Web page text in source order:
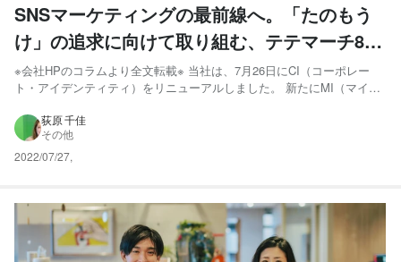
SNSマーケティングの最前線へ。「たのもう
け」の追求に向けて取り組む、テテマーチ8年
目のCIリニューアルに込めた意思とは。
※会社HPのコラムより全文転載※ 当社は、7月26日にCI（コーポレー
ト・アイデンティティ）をリニューアルしました。 新たにMI（マイン
VI（ビジュアル・アイデンティティ）を制定し、さらなる企業発展を
目指します。 実はこのリニューアルの提案者はCCO...
荻原 千佳
その他
2022/07/27,